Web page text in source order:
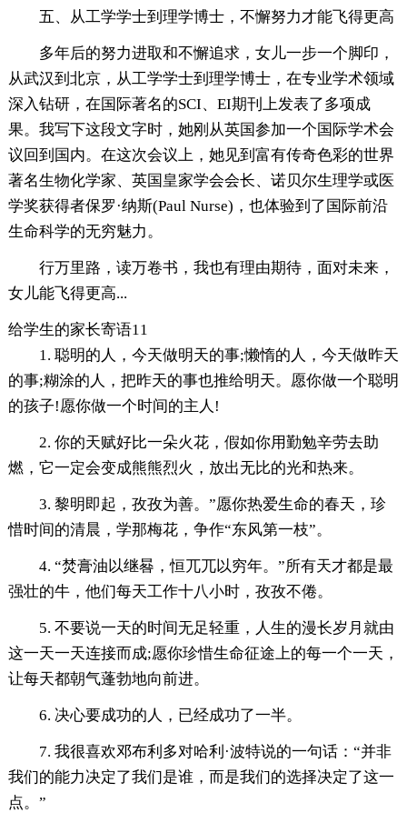
五、从工学学士到理学博士，不懈努力才能飞得更高
多年后的努力进取和不懈追求，女儿一步一个脚印，
从武汉到北京，从工学学士到理学博士，在专业学术领域
深入钻研，在国际著名的SCI、EI期刊上发表了多项成
果。我写下这段文字时，她刚从英国参加一个国际学术会
议回到国内。在这次会议上，她见到富有传奇色彩的世界
著名生物化学家、英国皇家学会会长、诺贝尔生理学或医
学奖获得者保罗·纳斯(Paul Nurse)，也体验到了国际前沿
生命科学的无穷魅力。
行万里路，读万卷书，我也有理由期待，面对未来，
女儿能飞得更高...
给学生的家长寄语11
1. 聪明的人，今天做明天的事;懒惰的人，今天做昨天
的事;糊涂的人，把昨天的事也推给明天。愿你做一个聪明
的孩子!愿你做一个时间的主人!
2. 你的天赋好比一朵火花，假如你用勤勉辛劳去助
燃，它一定会变成熊熊烈火，放出无比的光和热来。
3. 黎明即起，孜孜为善。”愿你热爱生命的春天，珍
惜时间的清晨，学那梅花，争作“东风第一枝”。
4. “焚膏油以继晷，恒兀兀以穷年。”所有天才都是最
强壮的牛，他们每天工作十八小时，孜孜不倦。
5. 不要说一天的时间无足轻重，人生的漫长岁月就由
这一天一天连接而成;愿你珍惜生命征途上的每一个一天，
让每天都朝气蓬勃地向前进。
6. 决心要成功的人，已经成功了一半。
7. 我很喜欢邓布利多对哈利·波特说的一句话：“并非
我们的能力决定了我们是谁，而是我们的选择决定了这一
点。”